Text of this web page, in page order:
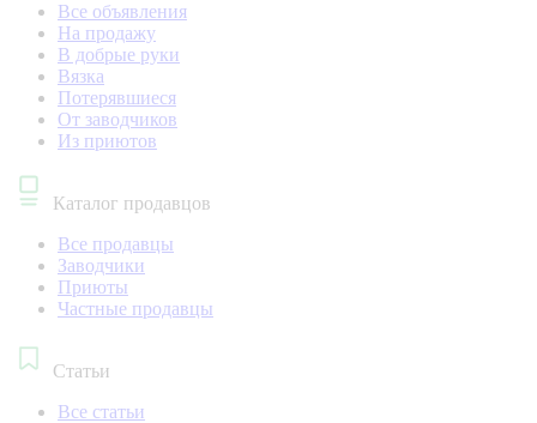
Все объявления
На продажу
В добрые руки
Вязка
Потерявшиеся
От заводчиков
Из приютов
Каталог продавцов
Все продавцы
Заводчики
Приюты
Частные продавцы
Статьи
Все статьи